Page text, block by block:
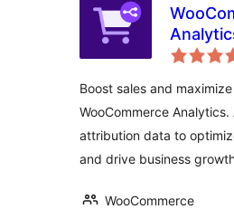
Boost sales and
WooCommerce
attribution data to
and drive business
WooCommerce